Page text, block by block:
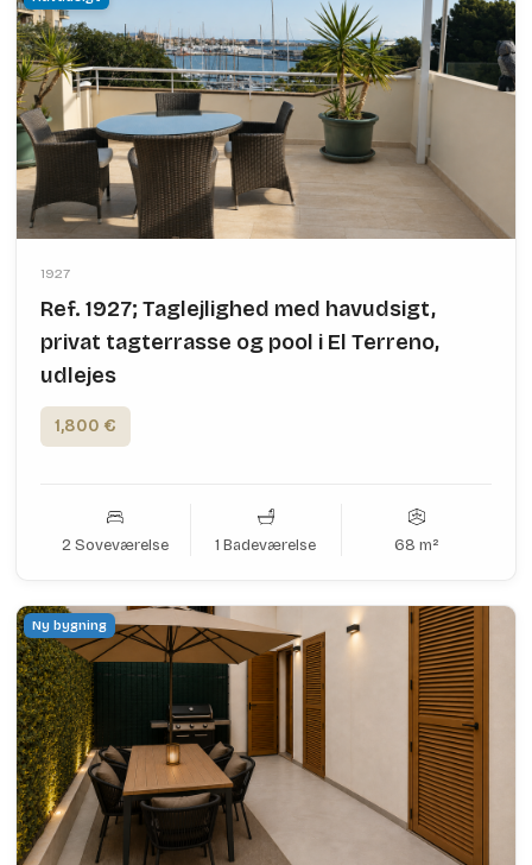
1927
Ref. 1927; Taglejlighed med havudsigt,
privat tagterrasse og pool i El Terreno,
udlejes
1,800 €
2 Soveværelse 1 Badeværelse 68 m²
Ny bygning